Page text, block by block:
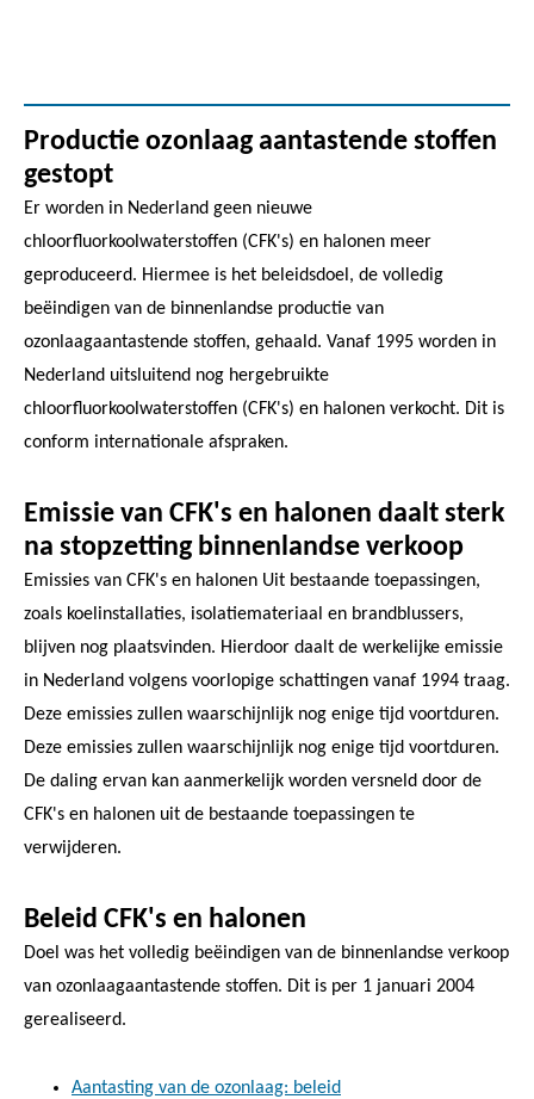
Productie ozonlaag aantastende stoffen
gestopt
Er worden in Nederland geen nieuwe
chloorfluorkoolwaterstoffen (CFK's) en halonen meer
geproduceerd. Hiermee is het beleidsdoel, de volledig
beëindigen van de binnenlandse productie van
ozonlaagaantastende stoffen, gehaald. Vanaf 1995 worden in
Nederland uitsluitend nog hergebruikte
chloorfluorkoolwaterstoffen (CFK's) en halonen verkocht. Dit is
conform internationale afspraken.
Emissie van CFK's en halonen daalt sterk
na stopzetting binnenlandse verkoop
Emissies van CFK's en halonen Uit bestaande toepassingen,
zoals koelinstallaties, isolatiemateriaal en brandblussers,
blijven nog plaatsvinden. Hierdoor daalt de werkelijke emissie
in Nederland volgens voorlopige schattingen vanaf 1994 traag.
Deze emissies zullen waarschijnlijk nog enige tijd voortduren.
Deze emissies zullen waarschijnlijk nog enige tijd voortduren.
De daling ervan kan aanmerkelijk worden versneld door de
CFK's en halonen uit de bestaande toepassingen te
verwijderen.
Beleid CFK's en halonen
Doel was het volledig beëindigen van de binnenlandse verkoop
van ozonlaagaantastende stoffen. Dit is per 1 januari 2004
gerealiseerd.
Aantasting van de ozonlaag: beleid